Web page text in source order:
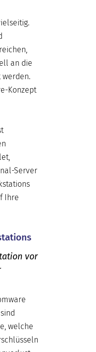
an die
werden.
Konzept
Server
Ihre
vor
welche